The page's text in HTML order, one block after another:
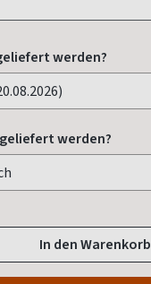
werden?
werden?
In den Warenkorb